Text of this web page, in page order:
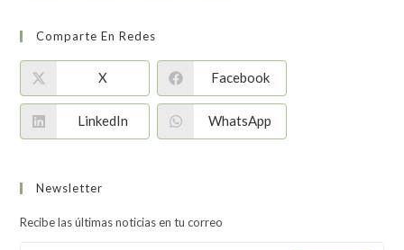
Comparte En Redes
X Facebook
LinkedIn WhatsApp
Newsletter
Recibe las últimas noticias en tu correo